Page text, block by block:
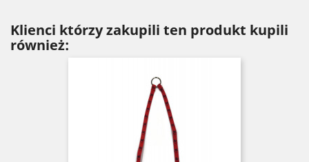
Klienci którzy zakupili ten produkt kupili
również: